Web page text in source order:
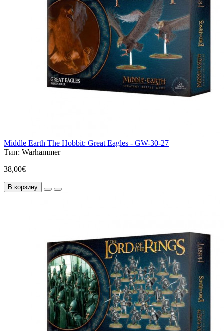
Middle Earth The Hobbit: Great Eagles - GW-30-27
Тип: Warhammer
38,00€
В корзину